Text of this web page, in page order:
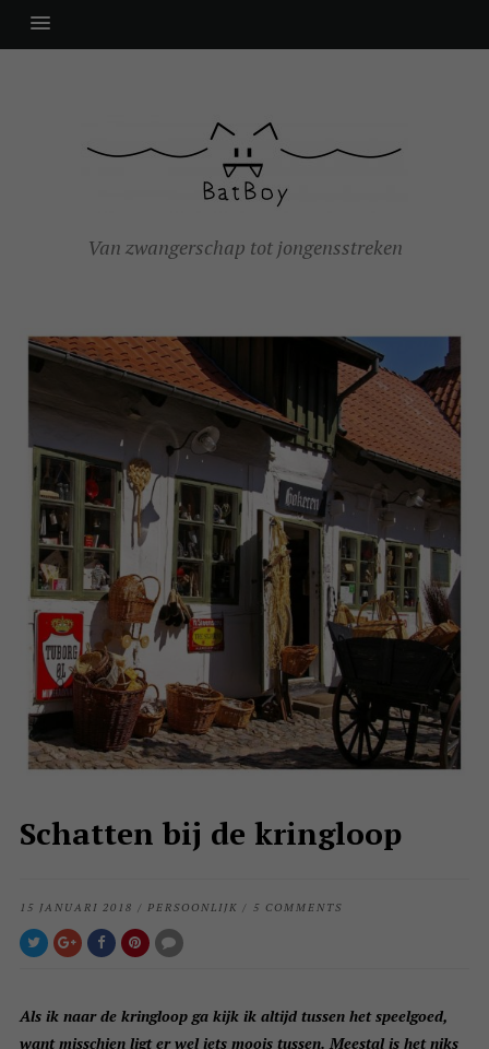
Van zwangerschap tot jongensstreken
Schatten bij de kringloop
15 JANUARI 2018 / PERSOONLIJK / 5 COMMENTS
Als ik naar de kringloop ga kijk ik altijd tussen het speelgoed,
want misschien ligt er wel iets moois tussen. Meestal is het niks